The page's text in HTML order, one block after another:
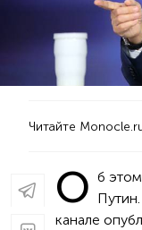
Читайте
О б
канале